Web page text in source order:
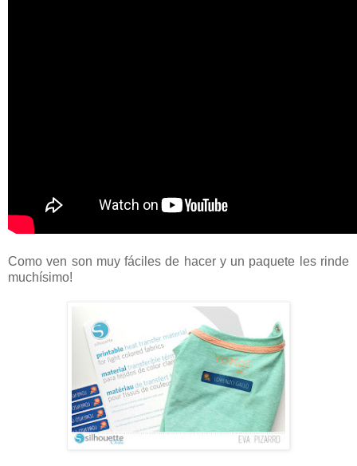
Como ven son muy fáciles de hacer y un paquete les rinde
muchísimo!